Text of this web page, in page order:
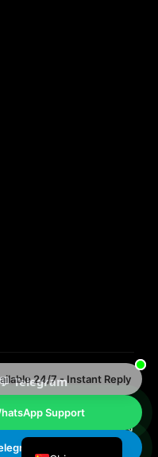
Telegram
支持
24/7 - Instant Reply
Support
Chat
English
German
Dutch